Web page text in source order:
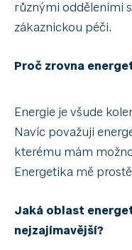
různými odděleními
zákaznickou péči.
Proč zrovna
Energie je všude
Navíc považuji
kterému mám
Energetika mě
Jaká oblast
nejzajímavější?